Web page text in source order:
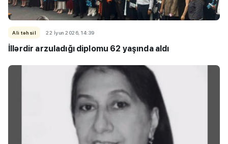
Ali təhsil 22 İyun 2026, 14:39
İllərdir arzuladığı diplomu 62 yaşında aldı